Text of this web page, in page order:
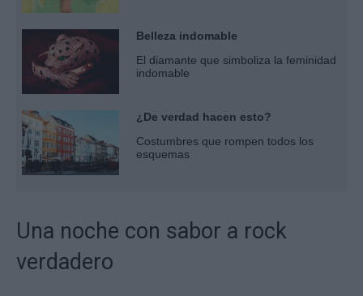
Belleza indomable
El diamante que simboliza la feminidad
indomable
¿De verdad hacen esto?
Costumbres que rompen todos los
esquemas
Una noche con sabor a rock
verdadero